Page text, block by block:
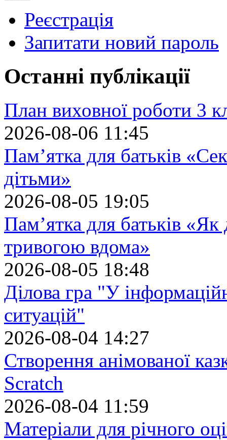
Реєстрація
Запитати новий пароль
Останні публікації
План виховної роботи 3
2026-08-06 11:45
Пам’ятка для батьків
дітьми»
2026-08-05 19:05
Пам’ятка для батьків
тривогою вдома»
2026-08-05 18:48
Ділова гра "У
ситуацій"
2026-08-04 14:27
Створення анімованої
Scratch
2026-08-04 11:59
Матеріали для річного